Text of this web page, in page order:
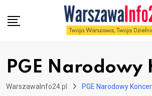
PGE Narodowy
WarszawaInfo24.pl PGE Narodowy